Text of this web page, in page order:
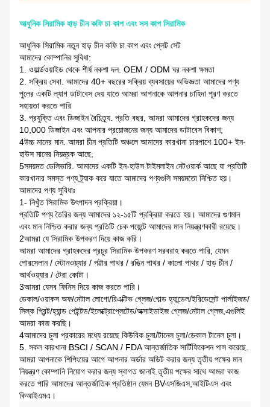
আধুনিক সিরামিক হাড় চীন কফি চা কাপ এবং সস কাপ সিরামিক
আধুনিক সিরামিক নতুন হাড় চীন কফি চা কাপ এবং প্লেট সেট
আমাদের কোম্পানির সুবিধা:
1. ওয়ার্ল্ডওয়াইড থেকে শীর্ষ নকশা দল. OEM / ODM ঘর নকশা ক্ষমতা
2. সক্রিয় সেবা. আমাদের 40+ বছরের সক্রিয় ব্যবসায়ের অভিজ্ঞতা আমাদের পণ্য
পুলের একটি ল্যাগ ডাটাবেস দেয় যাতে আমরা আপনাকে আপনার চাহিদা পূরণ করতে
সহায়তা করতে পারি
3. প্রযুক্তি এবং ডিজাইন বৈচিত্র্য. প্রতি বছর, আমরা আমাদের গ্রাহকদের জন্য
10,000 ডিজাইন এবং আপনার প্রয়োজনের জন্য আমাদের ডাটাবেস বিকাশ;
4উচ্চ মানের মান. আমরা চীন প্রতিটি অঞ্চলে আমাদের কারখানা চারপাশে 100+ ইন-
হাউস মানের নিয়ন্ত্রক আছে;
5সময়মত ডেলিভারি. আমাদের একটি ইন-হাউস টাইমলাইন নেটওয়ার্ক আছে যা প্রতিটি
কারখানার সমস্ত পণ্য ট্র্যাক করে যাতে আমাদের পণ্যগুলি সময়মতো নিশ্চিত হয়।
আমাদের পণ্য সুবিধাঃ
1- নিখুঁত সিরামিক উৎপাদন প্রক্রিয়া।
প্রতিটি পণ্য তৈরির জন্য আমাদের ১২-১৫টি প্রক্রিয়া করতে হয়। আমাদের গুণমান
এবং মান নিশ্চিত করার জন্য প্রতিটি চেক পয়েন্টে আমাদের মান নিয়ন্ত্রণকারী রয়েছে।
2আমরা যে সিরামিক উপকরণ দিয়ে কাজ করি।
আমরা আমাদের গ্রাহকদের প্রচুর সিরামিক উপকরণ সরবরাহ করতে পারি, যেমন
পোরসেলান / স্টোনওয়্যার / পট্টার পাথর / রঙিন পাথর / কালো পাথর / হাড় চীন /
আর্থওয়্যার / টেরা কোটা।
3আমরা যেসব ফিনিস দিয়ে কাজ করতে পারি।
ডেকাল/ওয়াকস অফ/মেটাল লোগো/রিএক্টিভ গ্লেজ/গোল্ড হ্যান্ডেল/ইরিডেসেন্ট পার্লাইজড/
সিল্ক প্রিন্ট/হ্যান্ড পেইন্টড/ইলেক্ট্রোপ্লেটেড/অক্সাইডাইজ গ্লেজ/মেটাল গ্লেজ,এগুলিই
আমরা কাজ করছি।
4আমাদের চুলা প্রকারের মধ্যে রয়েছে কিউবিক চুলা/টানেল চুলা/ডেকাল টানেল চুলা।
5. সকল কারখানা BSCI / SCAN / FDA আন্তর্জাতিক সার্টিফিকেশন পাস করেছে.
আমরা আপনাকে শিপিংয়ের আগে আপনার অর্ডার অডিট করার জন্য তৃতীয় পক্ষের মান
নিয়ন্ত্রণ কোম্পানি নিয়োগ করার জন্য স্বাগত জানাই.তৃতীয় পক্ষের সাথে আমরা কাজ
করতে পারি আমাদের আন্তর্জাতিক প্রতিষ্ঠান যেমন BVএসজিএস,আইটিএস এবং
কিআইএমএ।